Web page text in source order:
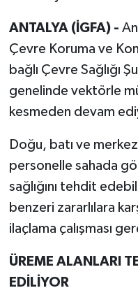
ANTALYA (İGFA) -
Çevre Koruma ve
bağlı Çevre Sağlığı
genelinde vektörle
kesmeden devam
Doğu, batı ve
personelle sahada
sağlığını tehdit
benzeri zararlılara
ilaçlama çalışması
ÜREME ALANLARI
EDİLİYOR